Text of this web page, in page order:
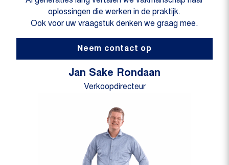
oplossingen die werken in de praktijk.
Ook voor uw vraagstuk denken we graag mee.
Neem contact op
Jan Sake Rondaan
Verkoopdirecteur